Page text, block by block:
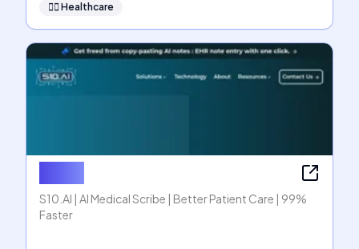
👩‍⚕️ Healthcare
S10.AI | AI Medical Scribe | Better Patient Care | 99%
Faster